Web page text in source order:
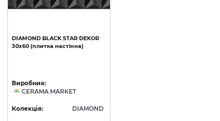
DIAMOND BLACK STAR DEKOR
30х60 (плитка настінна)
Виробник:
CERAMA MARKET
Колекція: DIAMOND